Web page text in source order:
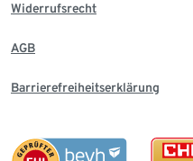
Widerrufsrecht
AGB
Barrierefreiheitserklärung